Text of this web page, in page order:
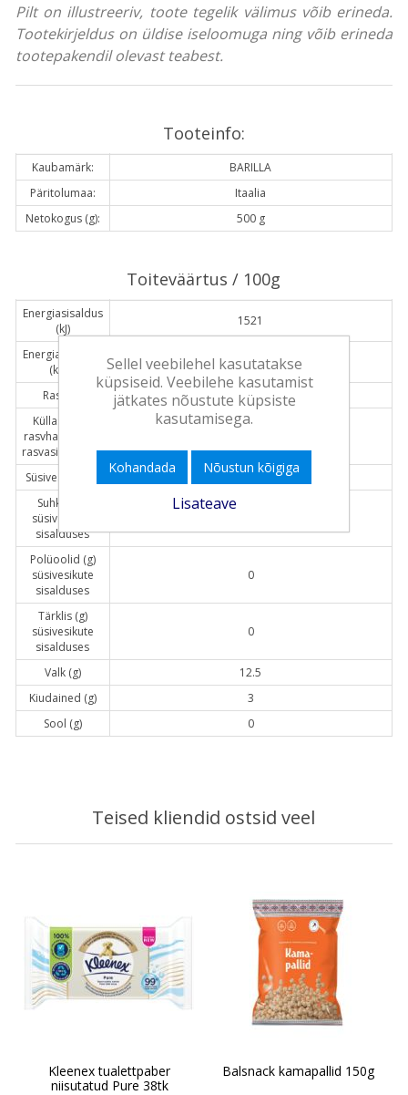
Pilt on illustreeriv, toote tegelik välimus võib erineda.
Tootekirjeldus on üldise iseloomuga ning võib erineda
tootepakendil olevast teabest.
Tooteinfo:
Kaubamärk:
BARILLA
Päritolumaa:
Itaalia
Netokogus (g):
500 g
Toiteväärtus / 100g
Energiasisaldus
(kJ)
1521
Energiasisaldus
(kcal)
359
Rasv (g)
2
Küllastunud
rasvhapped (g)
rasvasisalduses
Süsivesikud (g)
71.2
Suhkur (g)
süsivesikute
sisalduses
Polüoolid (g)
süsivesikute
sisalduses
0
Tärklis (g)
süsivesikute
sisalduses
0
Valk (g)
12.5
Kiudained (g)
3
Sool (g)
0
Teised kliendid ostsid veel
Kleenex tualettpaber
niisutatud Pure 38tk
Balsnack kamapallid 150g
Sellel veebilehel kasutatakse
küpsiseid. Veebilehe kasutamist
jätkates nõustute küpsiste
kasutamisega.
Kohandada Nõustun kõigiga
Lisateave